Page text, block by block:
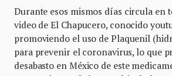
Durante esos mismos días circula en
video de El Chapucero, conocido
promoviendo el uso de Plaquenil
para prevenir el coronavirus, lo que
desabasto en México de este